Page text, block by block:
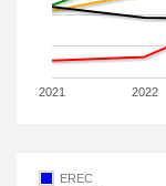
2021 2022
EREC